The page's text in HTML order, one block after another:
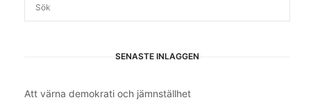
SENASTE INLÄGGEN
Att värna demokrati och jämnställhet